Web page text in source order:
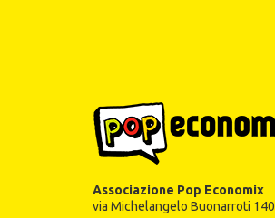
Associazione Pop Economix
via Michelangelo Buonarroti 140